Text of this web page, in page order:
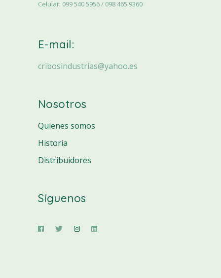
Celular: 099 540 5956 / 098 465 9360
E-mail:
cribosindustrias@yahoo.es
Nosotros
Quienes somos
Historia
Distribuidores
Síguenos